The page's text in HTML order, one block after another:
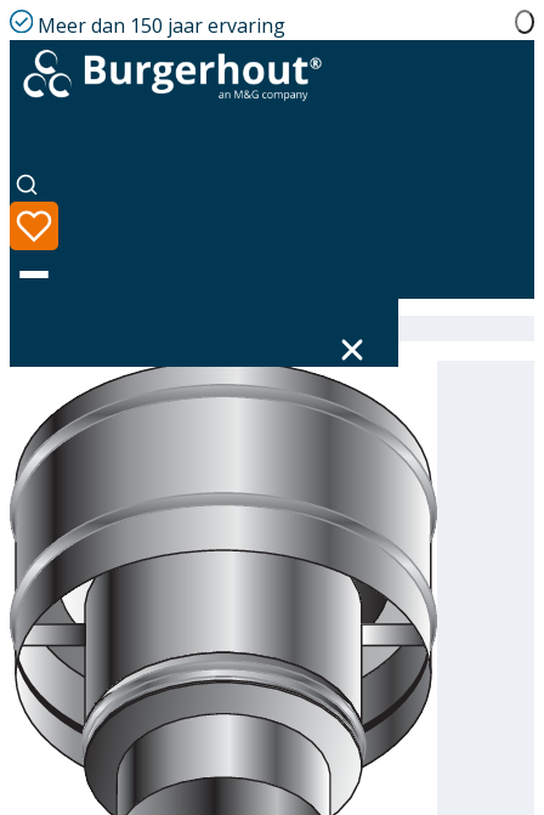
Meer dan 150 jaar ervaring
Taal
Assortiment
Oplossingen
Downloads
Academy
Over ons
Contact